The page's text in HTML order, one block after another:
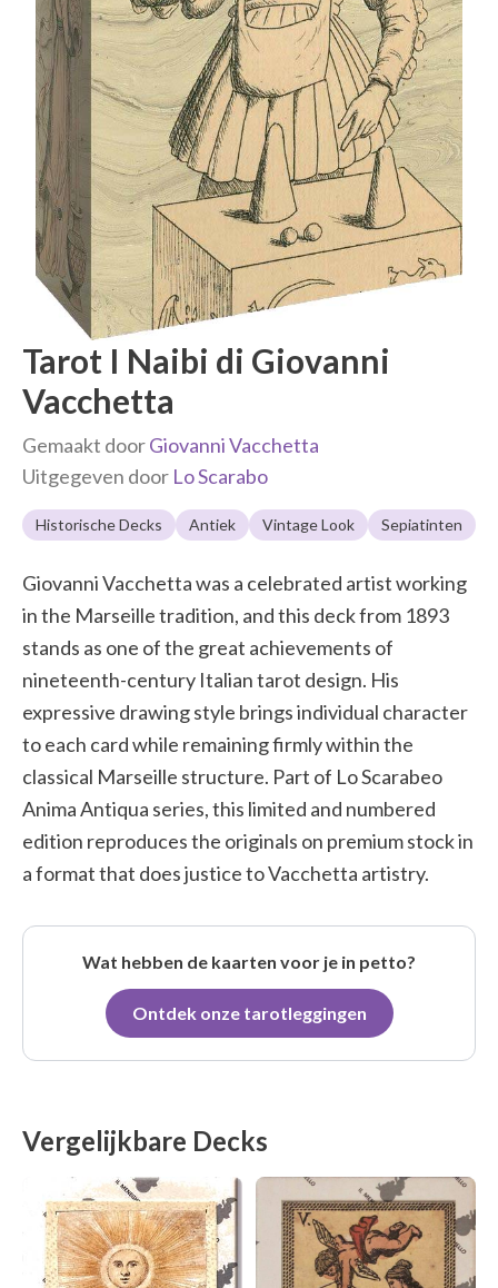
Tarot I Naibi di Giovanni
Vacchetta
Gemaakt doorGiovanni Vacchetta
Uitgegeven door Lo Scarabo
Historische Decks Antiek Vintage Look Sepiatinten
Giovanni Vacchetta was a celebrated artist working
in the Marseille tradition, and this deck from 1893
stands as one of the great achievements of
nineteenth-century Italian tarot design. His
expressive drawing style brings individual character
to each card while remaining firmly within the
classical Marseille structure. Part of Lo Scarabeo
Anima Antiqua series, this limited and numbered
edition reproduces the originals on premium stock in
a format that does justice to Vacchetta artistry.
Wat hebben de kaarten voor je in petto?
Ontdek onze tarotleggingen
Vergelijkbare Decks